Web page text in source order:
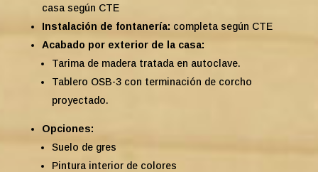
casa según CTE
Instalación de fontanería: completa según CTE
Acabado por exterior de la casa:
Tarima de madera tratada en autoclave.
Tablero OSB-3 con terminación de corcho
proyectado.
Opciones:
Suelo de gres
Pintura interior de colores